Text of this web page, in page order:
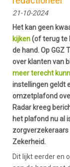
21-10-2024
Het kan geen
kijken(of terug te
de hand. Op
over klanten van
meer terecht
instellingen geldt
omzetplafond
Radar kreeg
het plafond nu al
zorgverzekeraars
Zekerheid.
Dit lijkt eerder en